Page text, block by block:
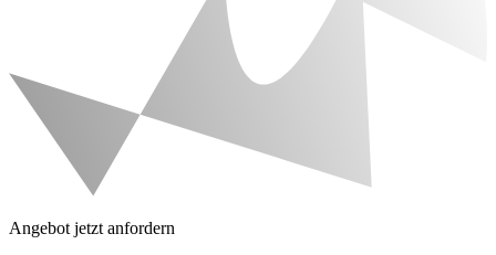
Angebot jetzt anfordern